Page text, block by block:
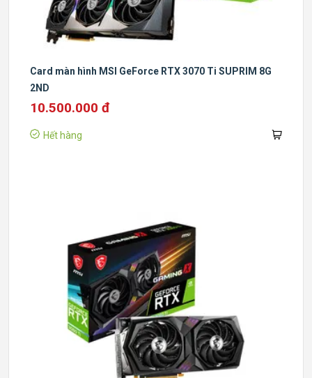
Card màn hình MSI GeForce RTX 3070 Ti SUPRIM 8G
2ND
10.500.000 đ
Hết hàng